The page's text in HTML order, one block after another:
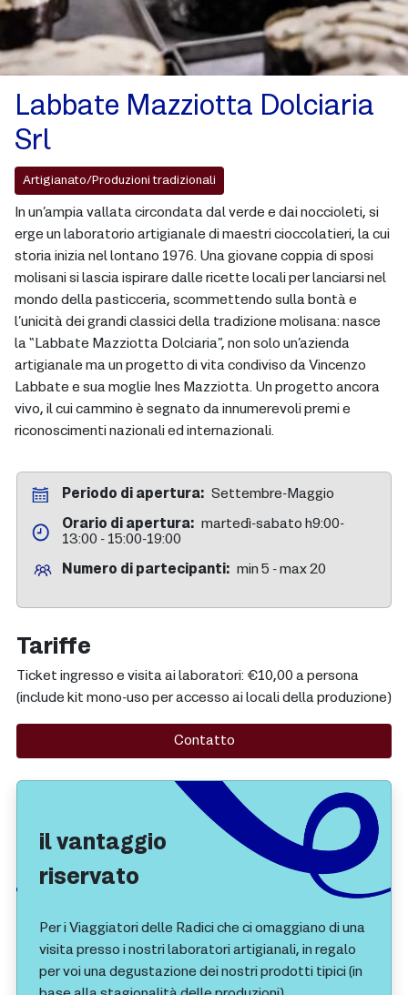
Labbate Mazziotta Dolciaria
Srl
Artigianato/Produzioni tradizionali
In un’ampia vallata circondata dal verde e dai noccioleti, si
erge un laboratorio artigianale di maestri cioccolatieri, la cui
storia inizia nel lontano 1976. Una giovane coppia di sposi
molisani si lascia ispirare dalle ricette locali per lanciarsi nel
mondo della pasticceria, scommettendo sulla bontà e
l’unicità dei grandi classici della tradizione molisana: nasce
la “Labbate Mazziotta Dolciaria”, non solo un’azienda
artigianale ma un progetto di vita condiviso da Vincenzo
Labbate e sua moglie Ines Mazziotta. Un progetto ancora
vivo, il cui cammino è segnato da innumerevoli premi e
riconoscimenti nazionali ed internazionali.
Periodo di apertura Settembre-Maggio
Orario di apertura
martedì-sabato h9:00-
13:00 - 15:00-19:00
Numero di partecipanti min 5 - max 20
Tariffe
Ticket ingresso e visita ai laboratori: €10,00 a persona
(include kit mono-uso per accesso ai locali della produzione)
Contatto
il vantaggio
riservato
Per i Viaggiatori delle Radici che ci omaggiano di una
visita presso i nostri laboratori artigianali, in regalo
per voi una degustazione dei nostri prodotti tipici (in